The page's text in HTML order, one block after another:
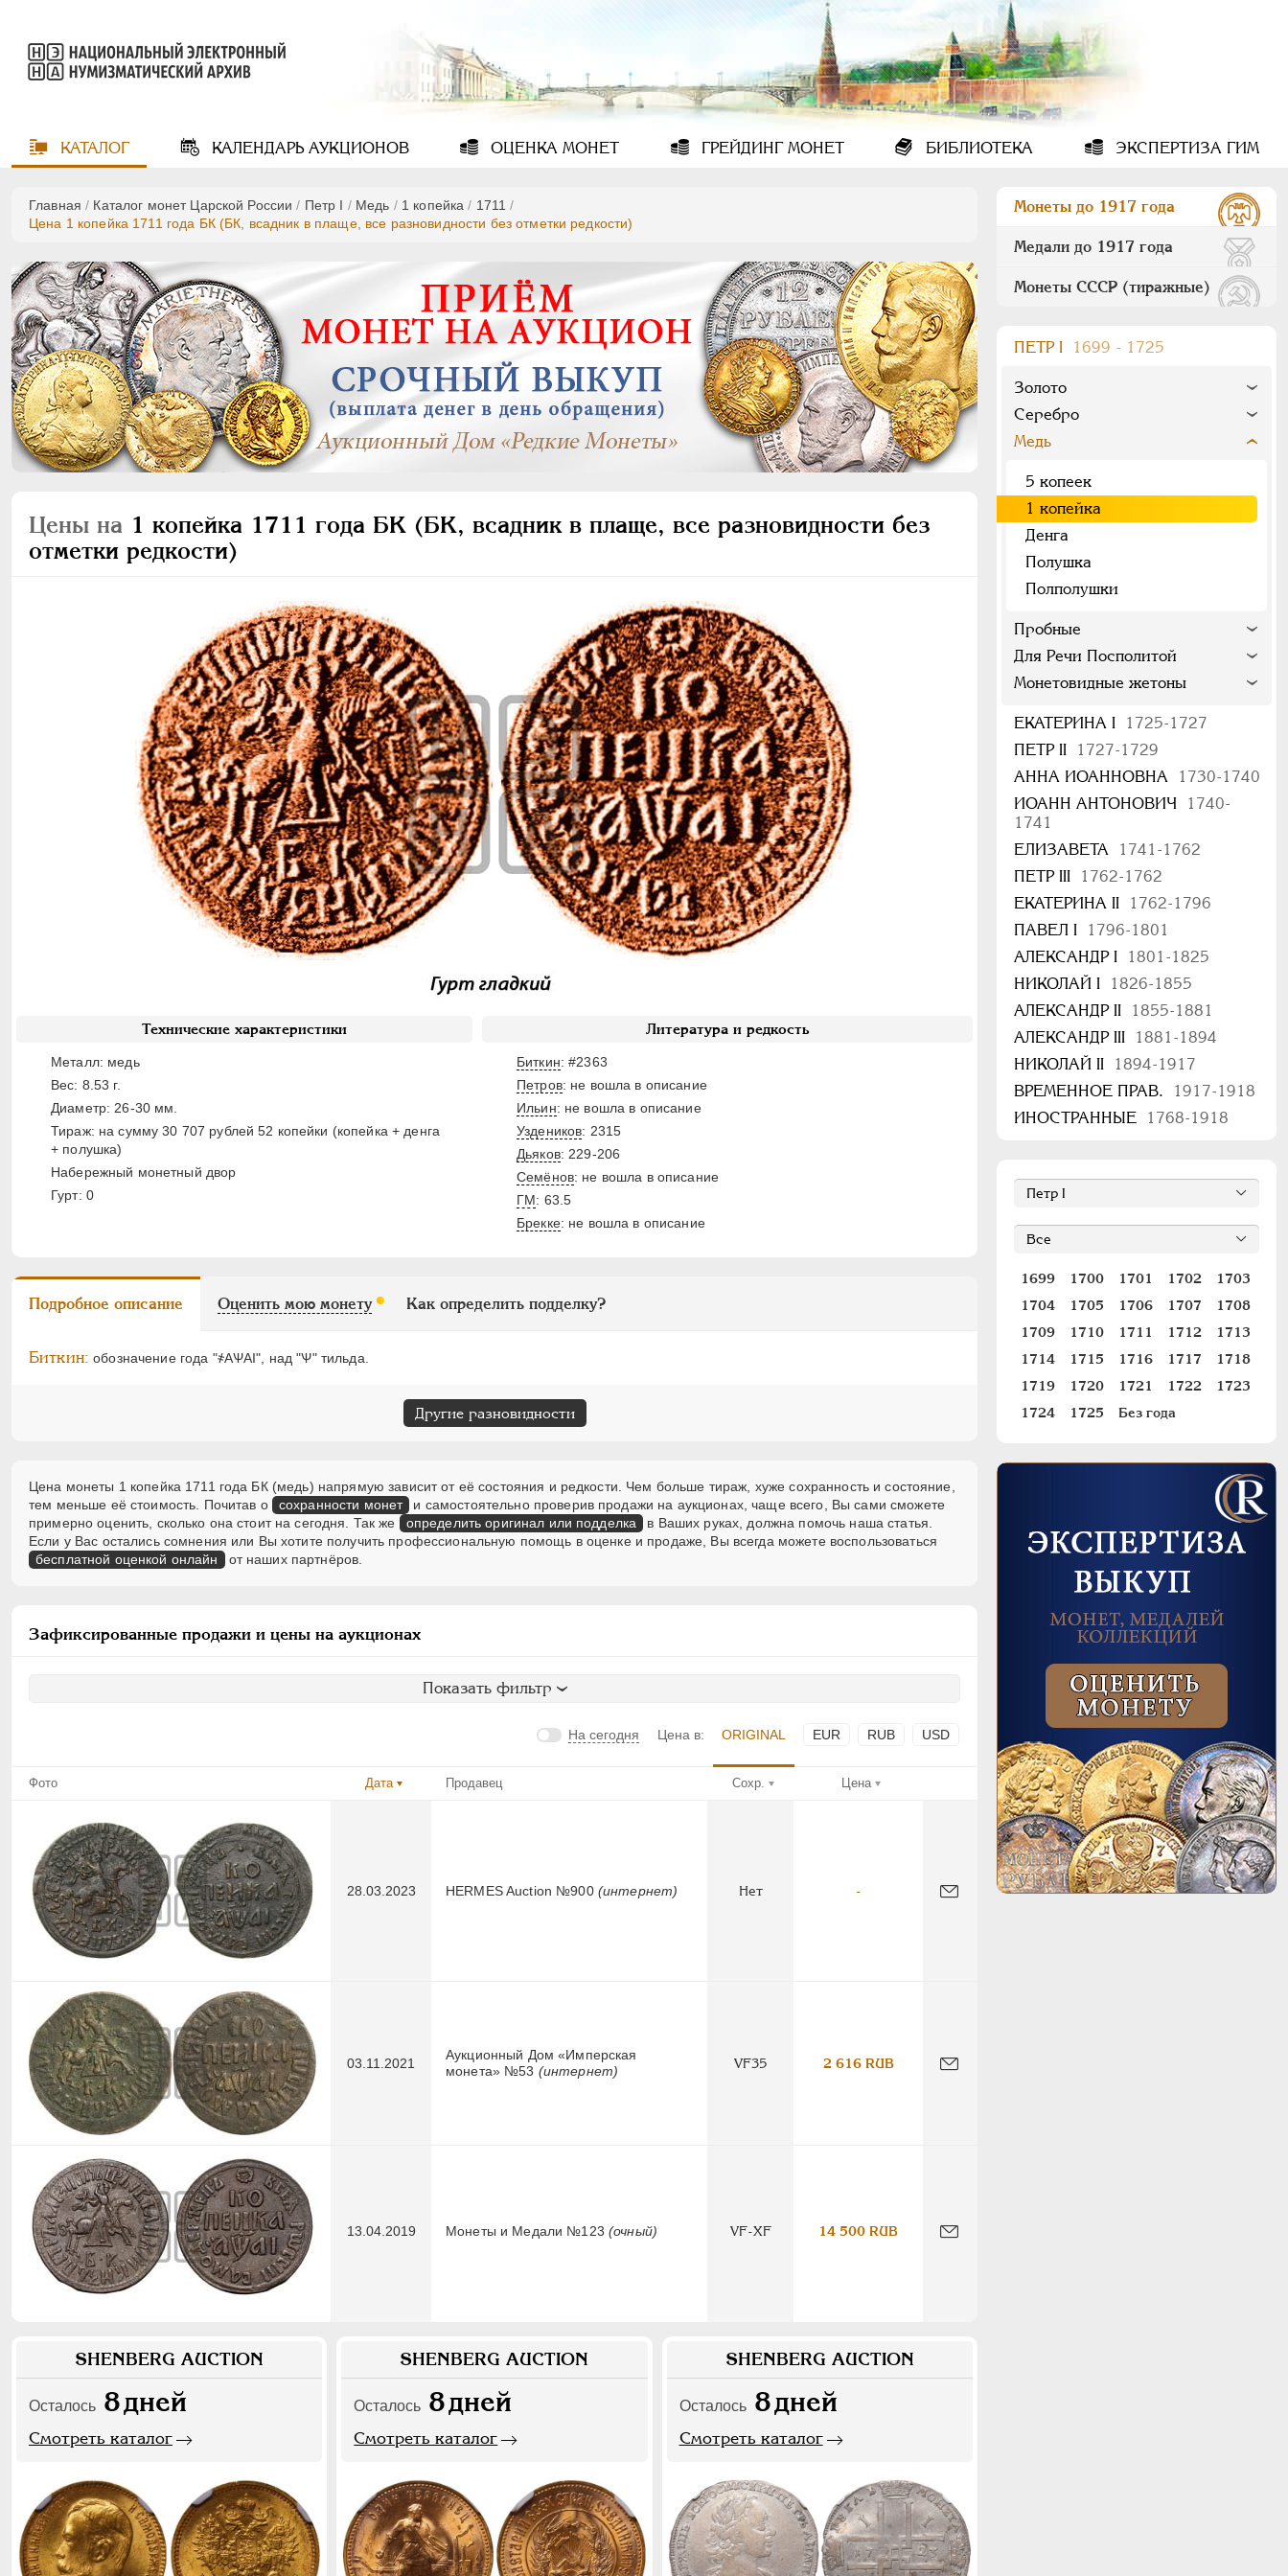
КАТАЛОГ КАЛЕНДАРЬАУКЦИОНОВ ОЦЕНКА МОНЕТ ГРЕЙДИНГМОНЕТ БИБЛИОТЕКА ЭКСПЕРТИЗА ГИМ
Главная / Каталог монет Царской России / Пeтр I / Медь / 1 копейка / 1711 /
Цена 1 копейка 1711 года БК (БК, всадник в плаще, все разновидности без отметки редкости)
Цены на 1 копейка 1711 года БК (БК, всадник в плаще, все разновидности без
отметки редкости)
Технические характеристики
Металл: медь
Вес: 8.53 г.
Диаметр: 26-30 мм.
Тираж: на сумму 30 707 рублей 52 копейки (копейка + денга
+ полушка)
Набережный монетный двор
Гурт: 0
Литература и редкость
Биткин: #2363
Петров: не вошла в описание
Ильин: не вошла в описание
Уздеников: 2315
Дьяков: 229-206
Семёнов: не вошла в описание
ГМ: 63.5
Брекке: не вошла в описание
Подробное описание Оценить мою монету Как определить подделку?
Биткин: обозначение года "҂АѰАI", над "Ѱ" тильда.
Другие разновидности
Цена монеты 1 копейка 1711 года БК (медь) напрямую зависит от её состояния и редкости. Чем больше тираж, хуже сохранность и состояние,
тем меньше её стоимость. Почитав о
сохранности монет
и самостоятельно проверив продажи на аукционах, чаще всего, Вы сами сможете
примерно оценить, сколько она стоит на сегодня. Так же
определить оригинал или подделка
в Ваших руках, должна помочь наша статья.
Если у Вас остались сомнения или Вы хотите получить профессиональную помощь в оценке и продаже, Вы всегда можете воспользоваться
бесплатной оценкой онлайн от наших партнёров.
Зафиксированные продажи и цены на аукционах
Показать фильтр
На сегодня Цена в: ORIGINAL EUR RUB USD
Фото Дата Продавец Сохр. Цена
28.03.2023 HERMES Auction №900 (интернет) Нет -
03.11.2021
Аукционный Дом «Имперская
монета» №53 (интернет)
VF35 2 616 RUB
13.04.2019 Монеты и Медали №123 (очный) VF-XF 14 500 RUB
SHENBERG AUCTION
Осталось 8дней
Смотреть каталог
SHENBERG AUCTION
Осталось 8дней
Смотреть каталог
SHENBERG AUCTION
Осталось 8дней
Смотреть каталог
Монеты до 1917 года
Медали до 1917 года
Монеты СССР (тиражные)
ПEТР I 1699 - 1725
Золото
Серебро
Медь
5 копеек
1 копейка
Денга
Полушка
Полполушки
Пробные
Для Речи Посполитой
Монетовидные жетоны
ЕКАТЕРИНА I
1725-1727
ПЕТР II
1727-1729
АННА ИОАННОВНА
1730-1740
ИОАНН АНТОНОВИЧ
1740-
1741
ЕЛИЗАВЕТА
1741-1762
ПЕТР III
1762-1762
ЕКАТЕРИНА II
1762-1796
ПАВЕЛ I
1796-1801
АЛЕКСАНДР I
1801-1825
НИКОЛАЙ I
1826-1855
АЛЕКСАНДР II
1855-1881
АЛЕКСАНДР III
1881-1894
НИКОЛАЙ II
1894-1917
ВРЕМЕННОЕ ПРАВ.
1917-1918
ИНОСТРАННЫЕ
1768-1918
1699 1700 1701 1702
1703
1704
1705 1706 1707
1708
1709
1710 1711 1712
1713
1714
1715 1716 1717
1718
1719
1720 1721 1722
1723
1724
1725 Без года